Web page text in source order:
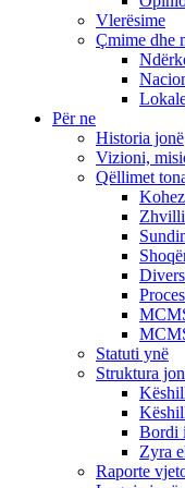
Vlerësime
Çmime dhe
Për ne
Historia jonë
Vizioni,
Qëllimet
Statuti ynë
Struktura
Bordi
Zyra
Raporte